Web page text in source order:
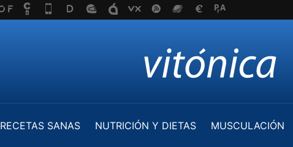
RECETAS SANAS NUTRICIÓN Y DIETAS MUSCULACIÓN